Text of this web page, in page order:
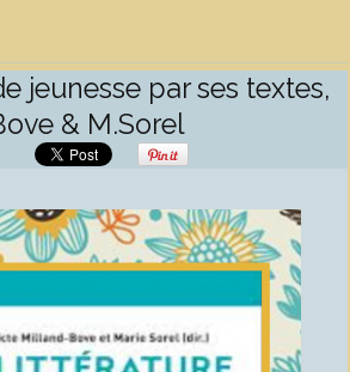
jeunesse par ses textes,
& M.Sorel